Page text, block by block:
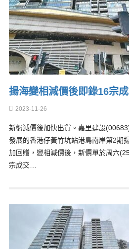
揚海變相減價後即錄16宗
2023-11-26
新盤減價後加快出貨。嘉里建設
發展的香港仔黃竹坑站港島南岸第2期
加回贈，變相減價後，新價單於周六
宗成交…